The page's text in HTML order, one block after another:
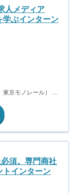
人メディア
学ぶインターン
東京モノレール） 三
須。専門商社
トインターン